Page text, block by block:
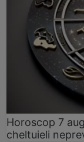
Horoscop 7
cheltuieli